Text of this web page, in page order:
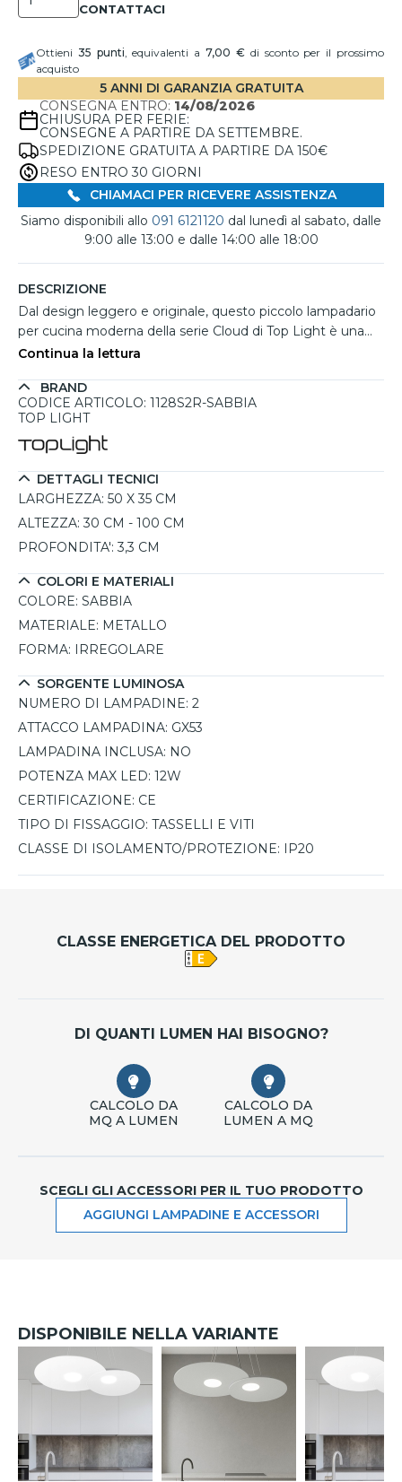
Ottieni 35 punti, equivalenti a7,00 €di sconto per il prossimo
acquisto
5 ANNI DI GARANZIA GRATUITA
CONSEGNA ENTRO: 14/08/2026
CHIUSURA PER FERIE:
CONSEGNE A PARTIRE DA SETTEMBRE.
SPEDIZIONE GRATUITA A PARTIRE DA 150€
RESO ENTRO 30 GIORNI
CHIAMACI PER RICEVERE ASSISTENZA
Siamo disponibili allo 091 6121120 dal lunedì al sabato, dalle
9:00 alle 13:00 e dalle 14:00 alle 18:00
DESCRIZIONE
Dal design leggero e originale, questo piccolo lampadario
per cucina moderna della serie Cloud di Top Light è una
soluzione perfetta per chi desidera un'illuminazione
sabbia, si distingue per la sua struttura in metallo
verniciato con intagli decorativi che donano un tocco di
lastra sospesa diffonde una luce diretta verso il basso,
ideale per illuminare tavoli e piani di lavoro in cucina o nella
sala da pranzo. Grazie al design minimalista e alla possibilità
di regolare l'altezza, si integra armoniosamente in qualsiasi
ambiente, offrendo un perfetto equilibrio tra estetica e
praticità. Un lampadario per cucina moderna che coniuga
Continua la lettura
BRAND
CODICE ARTICOLO: 1128S2R-SABBIA
TOP LIGHT
DETTAGLI TECNICI
LARGHEZZA: 50 X 35 CM
ALTEZZA: 30 CM - 100 CM
PROFONDITA': 3,3 CM
COLORI E MATERIALI
COLORE: SABBIA
MATERIALE: METALLO
FORMA:
IRREGOLARE
SORGENTE LUMINOSA
NUMERO DI LAMPADINE: 2
ATTACCO LAMPADINA: GX53
LAMPADINA INCLUSA: NO
POTENZA MAX LED: 12W
CERTIFICAZIONE: CE
TIPO DI FISSAGGIO: TASSELLI E VITI
CLASSE DI ISOLAMENTO/PROTEZIONE:
IP20
CLASSE ENERGETICA DEL PRODOTTO
DI QUANTI LUMEN HAI BISOGNO?
CALCOLO DA
MQ A LUMEN
CALCOLO DA
LUMEN A MQ
SCEGLI GLI ACCESSORI PER IL TUO PRODOTTO
AGGIUNGI LAMPADINE E ACCESSORI
DISPONIBILE NELLA VARIANTE